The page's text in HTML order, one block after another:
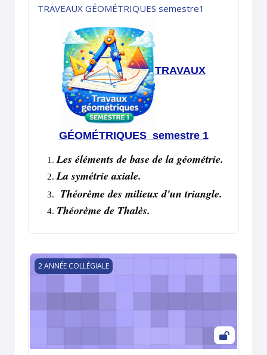
TRAVEAUX GÉOMÉTRIQUES semestre1
TRAVAUX
GÉOMÉTRIQUES semestre 1
Les éléments de base de la géométrie.
La symétrie axiale.
Théorème des milieux d'un triangle.
Théorème de Thalès.
TRAVEAUX NUMERIQUES semestre2
2 ANNÉE COLLÉGIALE